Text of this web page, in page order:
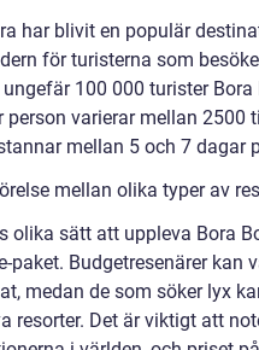
har blivit en populär
för turisterna som
ungefär 100 000 turister
person varierar mellan 2500
mellan 5 och 7 dagar
mellan olika typer av
olika sätt att uppleva Bora
paket. Budgetresenärer kan
medan de som söker lyx
resorter. Det är viktigt att